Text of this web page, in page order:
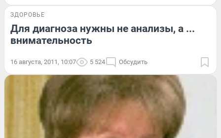
ЗДОРОВЬЕ
Для диагноза нужны не анализы, а ...
внимательность
16 августа, 2011, 10:07 5 524 Обсудить